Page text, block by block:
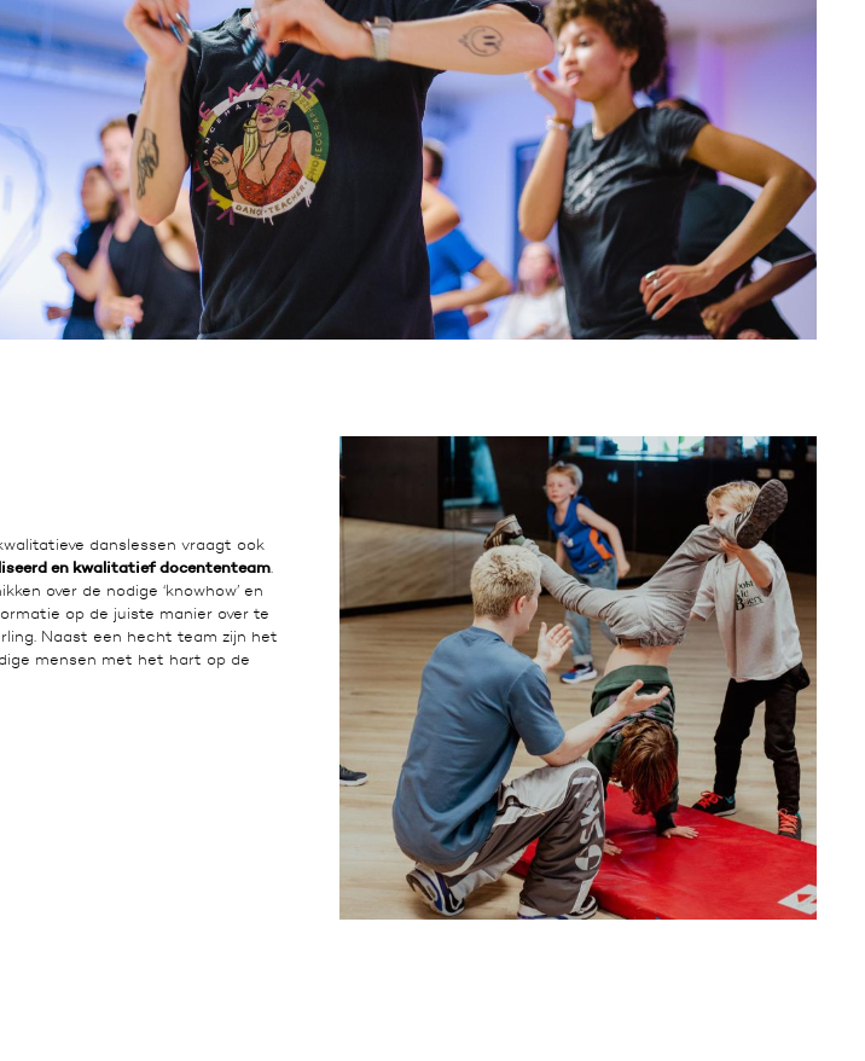
danslessen vraagt ook
en kwalitatief docententeam.
over de nodige ‘knowhow’ en
op de juiste manier over te
Naast een hecht team zijn het
mensen met het hart op de